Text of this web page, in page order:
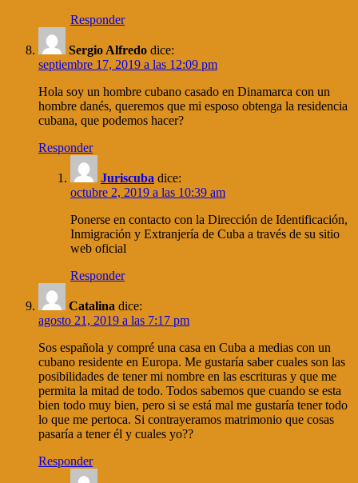
Responder
Sergio Alfredo dice:
septiembre 17, 2019 a las 12:09 pm
Hola soy un hombre cubano casado en Dinamarca con un
hombre danés, queremos que mi esposo obtenga la residencia
cubana, que podemos hacer?
Responder
Juriscuba dice:
octubre 2, 2019 a las 10:39 am
Ponerse en contacto con la Dirección de Identificación,
Inmigración y Extranjería de Cuba a través de su sitio
web oficial
Responder
Catalina dice:
agosto 21, 2019 a las 7:17 pm
Sos española y compré una casa en Cuba a medias con un
cubano residente en Europa. Me gustaría saber cuales son las
posibilidades de tener mi nombre en las escrituras y que me
permita la mitad de todo. Todos sabemos que cuando se esta
bien todo muy bien, pero si se está mal me gustaría tener todo
lo que me pertoca. Si contrayeramos matrimonio que cosas
pasaría a tener él y cuales yo??
Responder